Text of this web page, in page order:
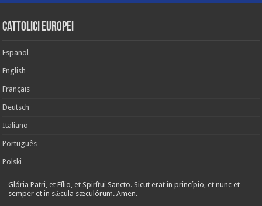
cattolici europei
Español
English
Français
Deutsch
Italiano
Português
Polski
Glória Patri, et Fílio, et Spirítui Sancto. Sicut erat in princípio, et nunc et
semper et in sǽcula sæculórum. Amen.